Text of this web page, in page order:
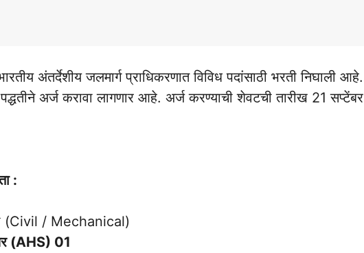
अंतर्देशीय जलमार्ग प्राधिकरणात विविध पदांसाठी भरती निघाली आहे.
अर्ज करावा लागणार आहे. अर्ज करण्याची शेवटची तारीख 21 सप्टेंबर
:
(Civil / Mechanical)
(AHS) 01